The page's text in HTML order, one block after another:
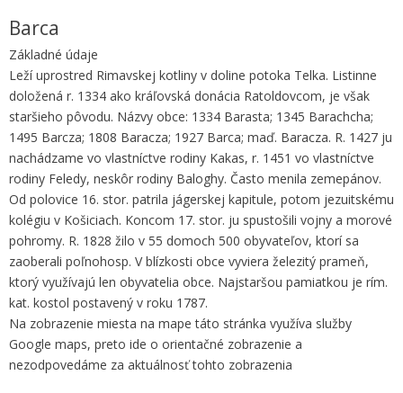
Barca
Základné údaje
Leží uprostred Rimavskej kotliny v doline potoka Telka. Listinne
doložená r. 1334 ako kráľovská donácia Ratoldovcom, je však
staršieho pôvodu. Názvy obce: 1334 Barasta; 1345 Barachcha;
1495 Barcza; 1808 Baracza; 1927 Barca; maď. Baracza. R. 1427 ju
nachádzame vo vlastníctve rodiny Kakas, r. 1451 vo vlastníctve
rodiny Feledy, neskôr rodiny Baloghy. Často menila zemepánov.
Od polovice 16. stor. patrila jágerskej kapitule, potom jezuitskému
kolégiu v Košiciach. Koncom 17. stor. ju spustošili vojny a morové
pohromy. R. 1828 žilo v 55 domoch 500 obyvateľov, ktorí sa
zaoberali poľnohosp. V blízkosti obce vyviera železitý prameň,
ktorý využívajú len obyvatelia obce. Najstaršou pamiatkou je rím.
kat. kostol postavený v roku 1787.
Na zobrazenie miesta na mape táto stránka využíva služby
Google maps, preto ide o orientačné zobrazenie a
nezodpovedáme za aktuálnosť tohto zobrazenia